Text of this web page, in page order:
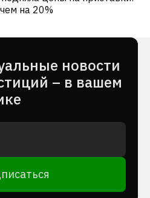
на 20%
новости
– в вашем